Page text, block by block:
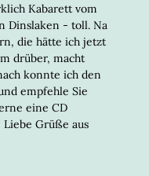
Kabarett vom
Dinslaken - toll. Na
die hätte ich jetzt
drüber, macht
konnte ich den
empfehle Sie
eine CD
Grüße aus